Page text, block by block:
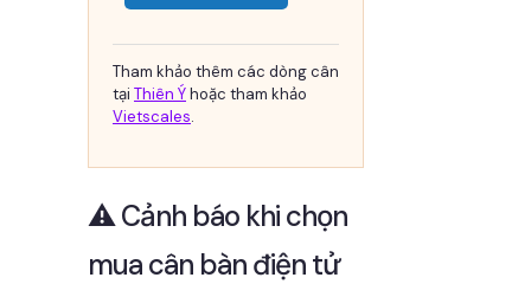
Tham khảo thêm các dòng cân
tại Thiên Ýhoặc tham khảo
Vietscales.
⚠️ Cảnh báo khi chọn
mua cân bàn điện tử